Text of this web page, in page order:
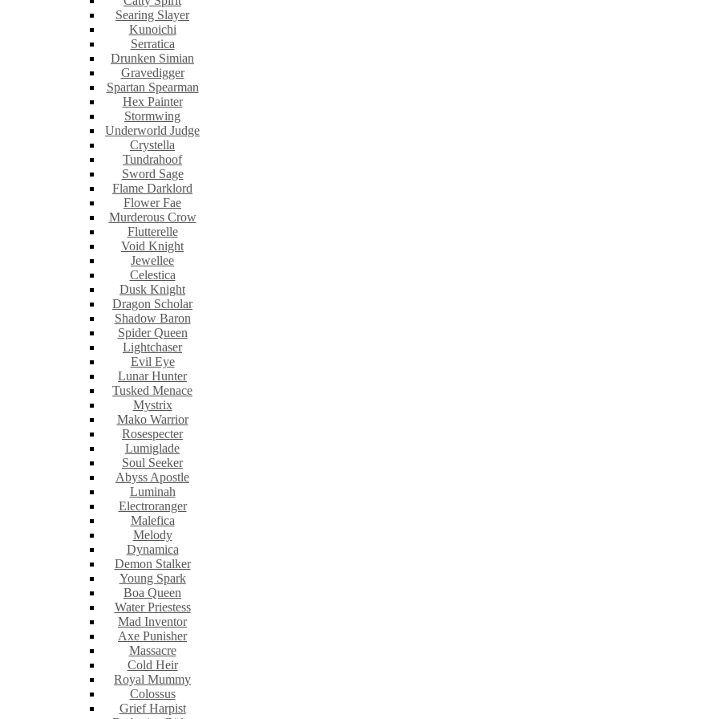
Searing Slayer
Kunoichi
Serratica
Drunken Simian
Gravedigger
Spartan Spearman
Hex Painter
Stormwing
Underworld Judge
Crystella
Tundrahoof
Sword Sage
Flame Darklord
Flower Fae
Murderous Crow
Flutterelle
Void Knight
Jewellee
Celestica
Dusk Knight
Dragon Scholar
Shadow Baron
Spider Queen
Lightchaser
Evil Eye
Lunar Hunter
Tusked Menace
Mystrix
Mako Warrior
Rosespecter
Lumiglade
Soul Seeker
Abyss Apostle
Luminah
Electroranger
Malefica
Melody
Dynamica
Demon Stalker
Young Spark
Boa Queen
Water Priestess
Mad Inventor
Axe Punisher
Massacre
Cold Heir
Royal Mummy
Colossus
Grief Harpist